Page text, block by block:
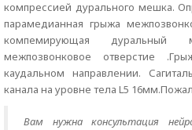
компрессией дурального мешка.
парамедианная грыжа
компемирующая
межпозвонковое отверстие
каудальном направлении.
канала на уровне тела L5
Вам нужна консультация